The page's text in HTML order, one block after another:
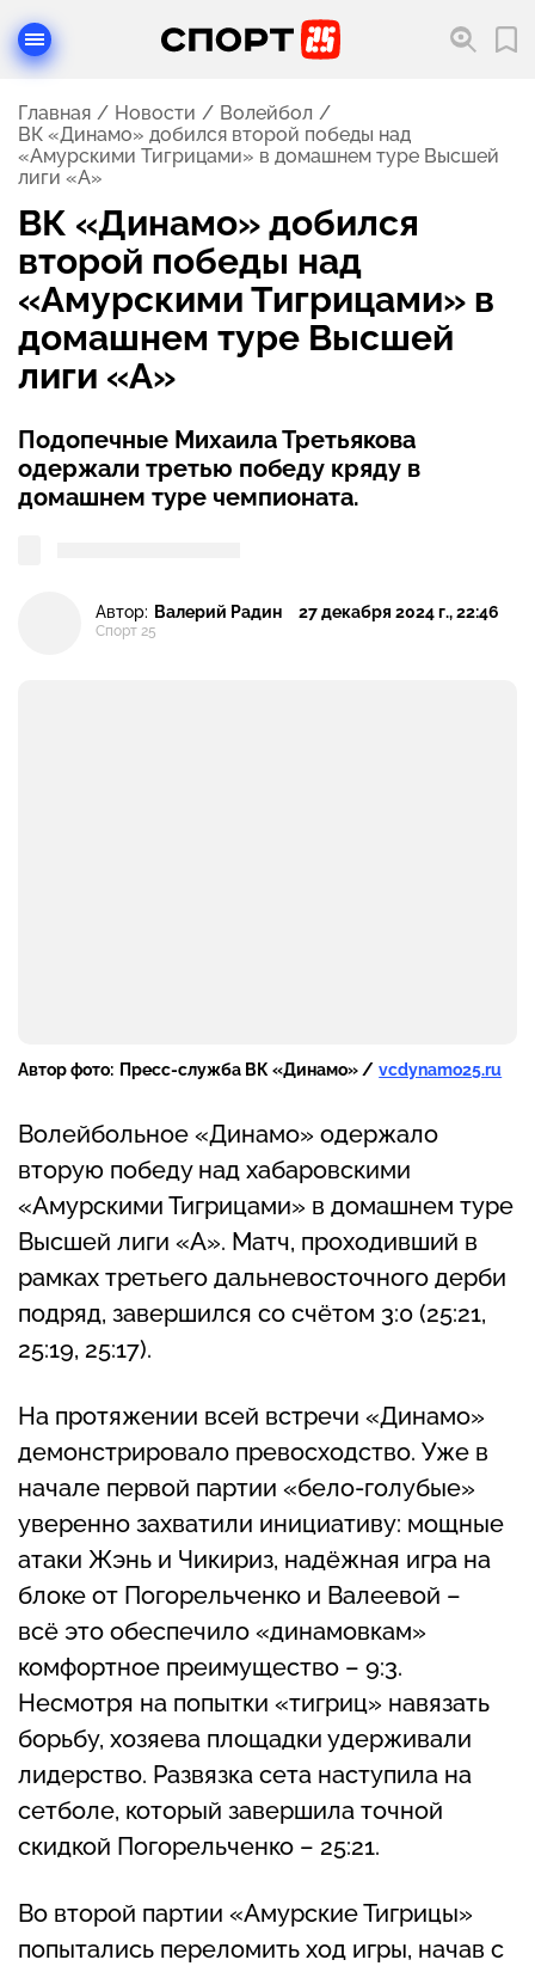
Главная Новости
Волейбол
ВК «Динамо» добился второй победы над
«Амурскими Тигрицами» в домашнем туре Высшей
лиги «А»
ВК «Динамо» добился
второй победы над
«Амурскими Тигрицами» в
домашнем туре Высшей
лиги «А»
Подопечные Михаила Третьякова
одержали третью победу кряду в
домашнем туре чемпионата.
Автор: Валерий Радин
Спорт 25
27 декабря 2024 г., 22:46
Автор фото: Пресс-служба ВК «Динамо» / vcdynamo25.ru
Волейбольное «Динамо» одержало
вторую победу над хабаровскими
«Амурскими Тигрицами» в домашнем туре
Высшей лиги «А». Матч, проходивший в
рамках третьего дальневосточного дерби
подряд, завершился со счётом 3:0 (25:21,
25:19, 25:17).
На протяжении всей встречи «Динамо»
демонстрировало превосходство. Уже в
начале первой партии «бело-голубые»
уверенно захватили инициативу: мощные
атаки Жэнь и Чикириз, надёжная игра на
блоке от Погорельченко и Валеевой –
всё это обеспечило «динамовкам»
комфортное преимущество – 9:3.
Несмотря на попытки «тигриц» навязать
борьбу, хозяева площадки удерживали
лидерство. Развязка сета наступила на
сетболе, который завершила точной
скидкой Погорельченко – 25:21.
Во второй партии «Амурские Тигрицы»
попытались переломить ход игры, начав с